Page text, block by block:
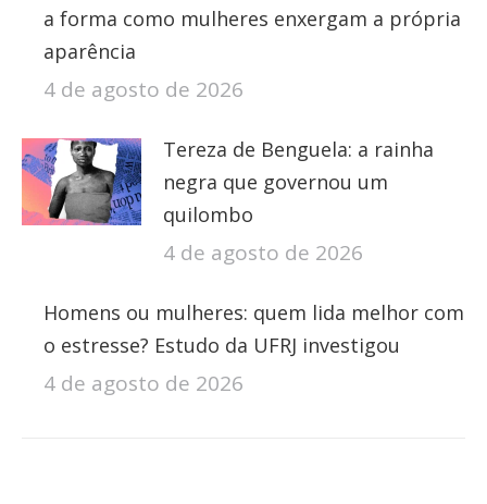
a forma como mulheres enxergam a própria
aparência
4 de agosto de 2026
Tereza de Benguela: a rainha
negra que governou um
quilombo
4 de agosto de 2026
Homens ou mulheres: quem lida melhor com
o estresse? Estudo da UFRJ investigou
4 de agosto de 2026